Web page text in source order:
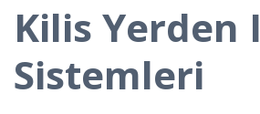
Kilis Yerden
Sistemleri